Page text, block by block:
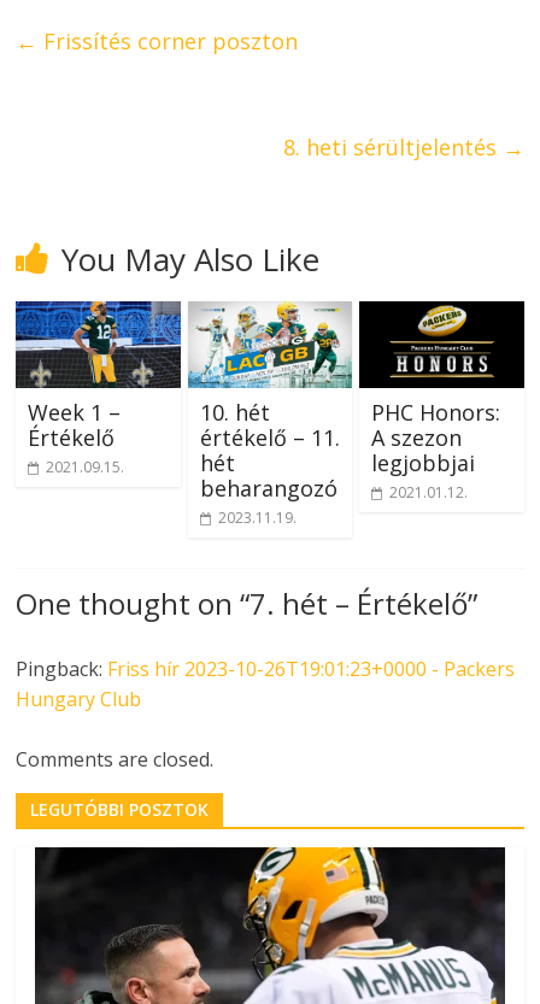
← Frissítés corner poszton
8. heti sérültjelentés →
You May Also Like
Week 1 –
Értékelő
2021.09.15.
10. hét
értékelő – 11.
hét
beharangozó
2023.11.19.
PHC Honors:
A szezon
legjobbjai
2021.01.12.
One thought on “7. hét – Értékelő”
Pingback: Friss hír 2023-10-26T19:01:23+0000 - Packers
Hungary Club
Comments are closed.
LEGUTÓBBI POSZTOK